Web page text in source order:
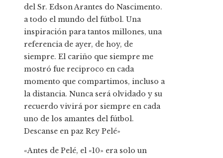
del Sr. Edson Arantes do Nascimento.
a todo el mundo del fútbol. Una
inspiración para tantos millones, una
referencia de ayer, de hoy, de
siempre. El cariño que siempre me
mostró fue reciproco en cada
momento que compartimos, incluso a
la distancia. Nunca será olvidado y su
recuerdo vivirá por siempre en cada
uno de los amantes del fútbol.
Descanse en paz Rey Pelé»
«Antes de Pelé, el «10» era solo un